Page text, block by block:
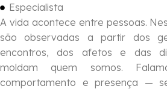
Especialista
A vida acontece entre pessoas.
são observadas a partir dos
encontros, dos afetos e das
moldam quem somos.
comportamento e presença —